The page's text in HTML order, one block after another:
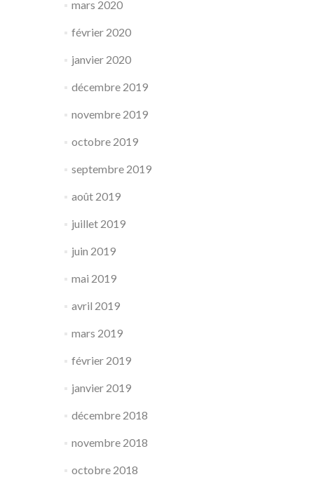
mars 2020
février 2020
janvier 2020
décembre 2019
novembre 2019
octobre 2019
septembre 2019
août 2019
juillet 2019
juin 2019
mai 2019
avril 2019
mars 2019
février 2019
janvier 2019
décembre 2018
novembre 2018
octobre 2018